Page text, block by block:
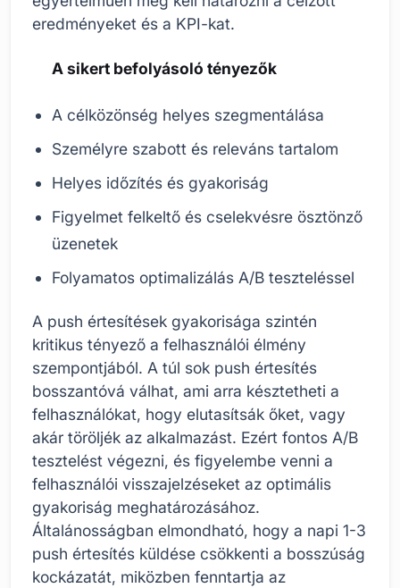
eredményeket és a KPI-kat.
A sikert befolyásoló tényezők
A célközönség helyes szegmentálása
Személyre szabott és releváns tartalom
Helyes időzítés és gyakoriság
Figyelmet felkeltő és cselekvésre ösztönző
üzenetek
Folyamatos optimalizálás A/B teszteléssel
A push értesítések gyakorisága szintén
kritikus tényező a felhasználói élmény
szempontjából. A túl sok push értesítés
bosszantóvá válhat, ami arra késztetheti a
felhasználókat, hogy elutasítsák őket, vagy
akár töröljék az alkalmazást. Ezért fontos A/B
tesztelést végezni, és figyelembe venni a
felhasználói visszajelzéseket az optimális
gyakoriság meghatározásához.
Általánosságban elmondható, hogy a napi 1-3
push értesítés küldése csökkenti a bosszúság
kockázatát, miközben fenntartja az